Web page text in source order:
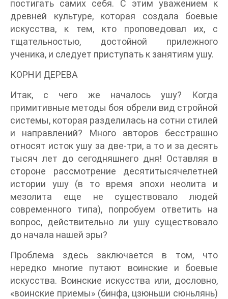
постигать самих себя. С этим уважением к
древней культуре, которая создала боевые
искусства, к тем, кто проповедовал их, с
тщательностью, достойной прилежного
ученика, и следует приступать к занятиям ушу.
КОРНИ ДЕРЕВА
Итак, с чего же началось ушу? Когда
примитивные методы боя обрели вид стройной
системы, которая разделилась на сотни стилей
и направлений? Много авторов бесстрашно
относят исток ушу за две-три, а то и за десять
тысяч лет до сегодняшнего дня! Оставляя в
стороне рассмотрение десятитысячелетней
истории ушу (в то время эпохи неолита и
мезолита еще не существовало людей
современного типа), попробуем ответить на
вопрос, действительно ли ушу существовало
до начала нашей эры?
Проблема здесь заключается в том, что
нередко многие путают воинские и боевые
искусства. Воинские искусства или, дословно,
«воинские приемы» (бинфа, цзюньши сюньлянь)